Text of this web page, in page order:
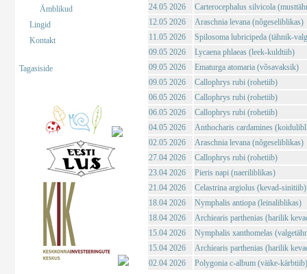
Ämblikud
Lingid
Kontakt
Tagasiside
24.05 2026
Carterocephalus silvicola
12.05 2026
Araschnia levana (nõgeseliblikas)
11.05 2026
Spilosoma lubricipeda (tähnik-
09.05 2026
Lycaena phlaeas (leek-kuldtiib)
09.05 2026
Ematurga atomaria (võsavaksik)
09.05 2026
Callophrys rubi (rohetiib)
06.05 2026
Callophrys rubi (rohetiib)
06.05 2026
Callophrys rubi (rohetiib)
04.05 2026
Anthocharis cardamines
02.05 2026
Araschnia levana (nõgeseliblikas)
27.04 2026
Callophrys rubi (rohetiib)
23.04 2026
Pieris napi (naeriliblikas)
21.04 2026
Celastrina argiolus (kevad-sinitiib)
18.04 2026
Nymphalis antiopa (leinaliblikas)
18.04 2026
Archiearis parthenias (harilik
15.04 2026
Nymphalis xanthomelas
15.04 2026
Archiearis parthenias (harilik
02.04 2026
Polygonia c-album (väike-kärbtiib)